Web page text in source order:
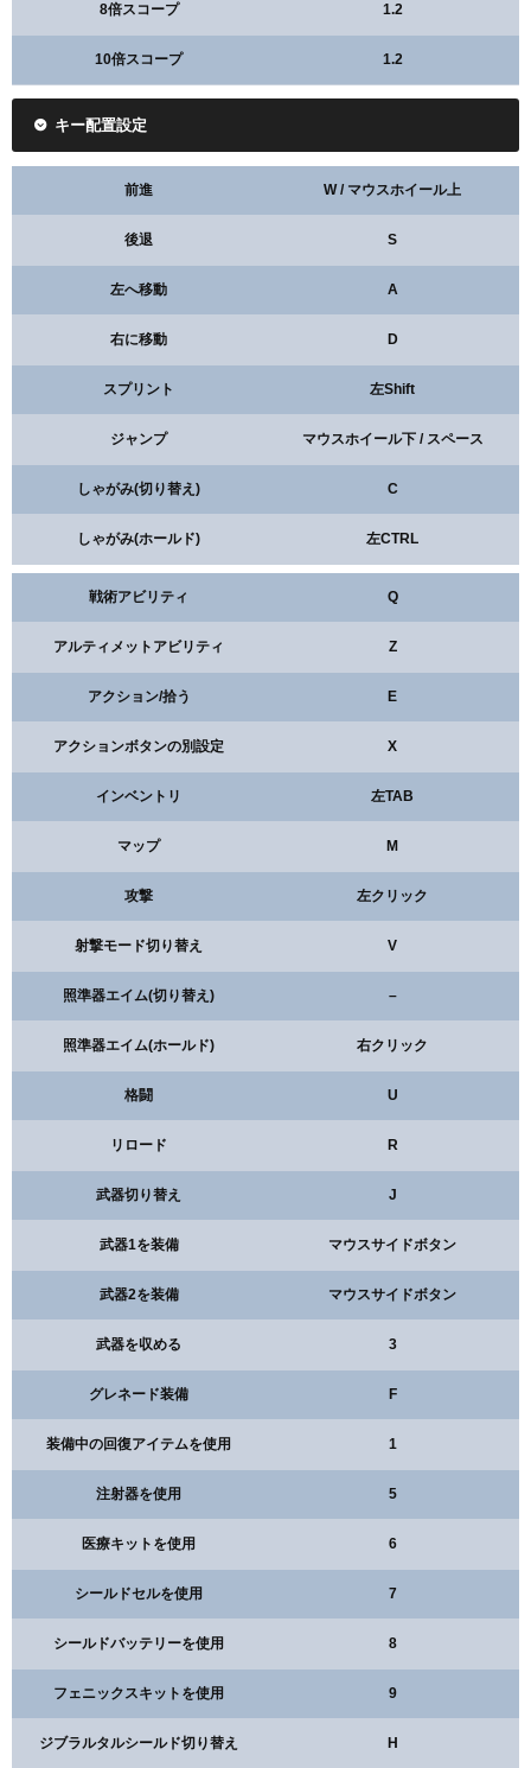
8倍スコープ 1.2
10倍スコープ 1.2
キー配置設定
前進 W / マウスホイール上
後退 S
左へ移動 A
右に移動 D
スプリント 左Shift
ジャンプ マウスホイール下 / スペース
しゃがみ(切り替え) C
しゃがみ(ホールド) 左CTRL
戦術アビリティ Q
アルティメットアビリティ Z
アクション/拾う E
アクションボタンの別設定 X
インベントリ 左TAB
マップ M
攻撃 左クリック
射撃モード切り替え V
照準器エイム(切り替え) –
照準器エイム(ホールド) 右クリック
格闘 U
リロード R
武器切り替え J
武器1を装備 マウスサイドボタン
武器2を装備 マウスサイドボタン
武器を収める 3
グレネード装備 F
装備中の回復アイテムを使用 1
注射器を使用 5
医療キットを使用 6
シールドセルを使用 7
シールドバッテリーを使用 8
フェニックスキットを使用 9
ジブラルタルシールド切り替え H